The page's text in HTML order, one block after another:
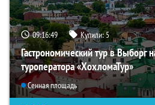
09:16:47 Купили:5
Гастрономический тур в Выборг
туроператора «ХохломаТур»
Сенная площадь